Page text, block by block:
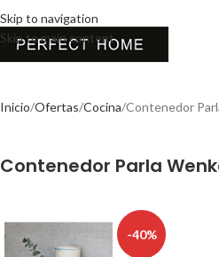
Skip to navigation
Skip to main content
Inicio Ofertas Cocina Contenedor
Contenedor Parla
-40%